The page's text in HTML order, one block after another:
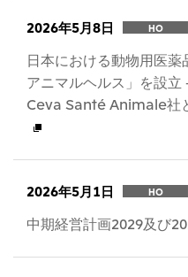
2026年5月8日 HO
日本における動物用医
アニマルヘルス」を設
Ceva Santé Animale社
2026年5月1日 HO
中期経営計画2029及び